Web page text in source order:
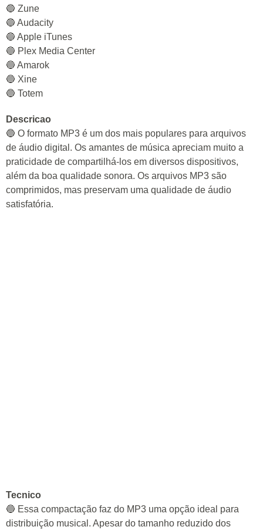
🔵 Zune
🔵 Audacity
🔵 Apple iTunes
🔵 Plex Media Center
🔵 Amarok
🔵 Xine
🔵 Totem
Descricao
🔵 O formato MP3 é um dos mais populares para arquivos
de áudio digital. Os amantes de música apreciam muito a
praticidade de compartilhá-los em diversos dispositivos,
além da boa qualidade sonora. Os arquivos MP3 são
comprimidos, mas preservam uma qualidade de áudio
satisfatória.
Tecnico
🔵 Essa compactação faz do MP3 uma opção ideal para
distribuição musical. Apesar do tamanho reduzido dos